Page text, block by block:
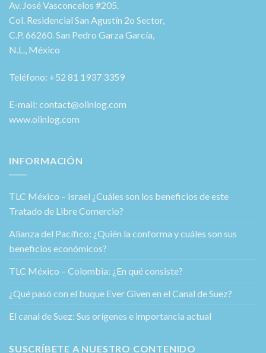
Av. José Vasconcelos #205.
Col. Residencial San Agustín 2o Sector,
C.P. 66260. San Pedro Garza García,
N.L., México
Teléfono: +52 81 1937 3359
E-mail: contact@olinlog.com
www.olinlog.com
INFORMACIÓN
TLC México – Israel ¿Cuáles son los beneficios de este
Tratado de Libre Comercio?
Alianza del Pacífico: ¿Quién la conforma y cuáles son sus
beneficios económicos?
TLC México – Colombia: ¿En qué consiste?
¿Qué pasó con el buque Ever Given en el Canal de Suez?
El canal de Suez: Sus orígenes e importancia actual
SUSCRÍBETE A NUESTRO CONTENIDO